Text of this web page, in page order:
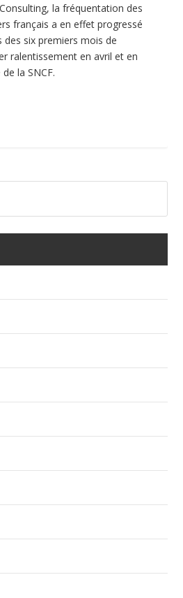
la fréquentation des
français a en effet progressé
six premiers mois de
ralentissement en avril et en
la SNCF.